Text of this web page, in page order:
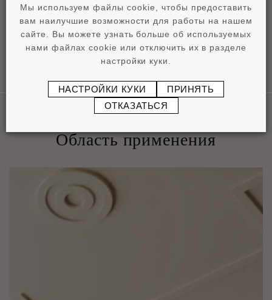
1,11 MB
Область применения
Мы используем файлы cookie, чтобы предоставить
вам наилучшие возможности для работы на нашем
сайте. Вы можете узнать больше об используемых
нами файлах cookie или отключить их в разделе
настройки куки.
НАСТРОЙКИ КУКИ
ПРИНЯТЬ
ОТКАЗАТЬСЯ